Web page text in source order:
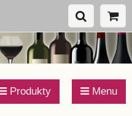
Produkty Menu